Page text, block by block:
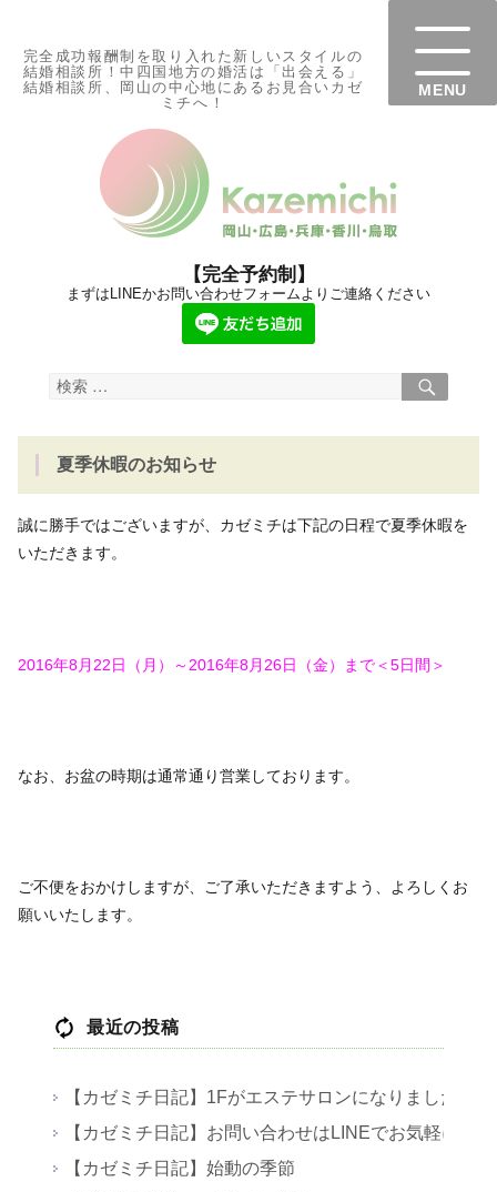
完全成功報酬制を取り入れた新しいスタイルの
結婚相談所！中四国地方の婚活は「出会える」
結婚相談所、岡山の中心地にあるお見合いカゼ
ミチへ！
【完全予約制】
まずはLINEかお問い合わせフォームよりご連絡ください
検
対
象:
索
夏季休暇のお知らせ
誠に勝手ではございますが、カゼミチは下記の日程で夏季休暇を
いただきます。
2016年8月22日（月）～2016年8月26日（金）まで＜5日間＞
なお、お盆の時期は通常通り営業しております。
ご不便をおかけしますが、ご了承いただきますよう、よろしくお
願いいたします。
最近の投稿
【カゼミチ日記】1Fがエステサロンになりました
【カゼミチ日記】お問い合わせはLINEでお気軽に！
【カゼミチ日記】始動の季節